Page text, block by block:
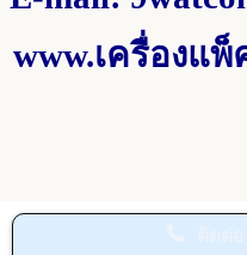
www.เครื่องแ